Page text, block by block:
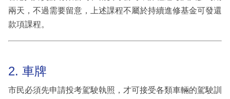
兩天，不過需要留意，上述課程不屬於持續進修基金可發還
款項課程。
2. 車牌
市民必須先申請投考駕駛執照，才可接受各類車輛的駕駛訓